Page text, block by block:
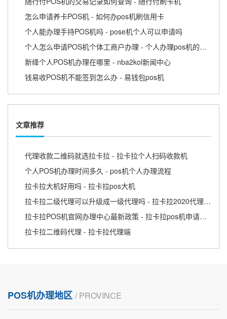
怎么申请养卡POS机 - 如何办pos机刷信用卡
个人能办理手持POS机吗 - pose机个人可以申请吗
个人怎么申请POS机个体工商户办理 - 个人办理pos机的流程
新绛个人POS机办理在哪里 - nba2kol新闻中心
钱易收POS机不能签到怎么办 - 易钱包pos机
文章推荐
代理收款二维码就选拉卡拉 - 拉卡拉个人扫码收款机
个人POS机办理时间多久 - pos机个人办理流程
拉卡拉大机好用吗 - 拉卡拉pos大机
拉卡拉二级代理可以升级成一级代理吗 - 拉卡拉2020代理政策
拉卡拉POS机官网办理中心最新政策 - 拉卡拉pos机申请条件
拉卡拉二维码代理 - 拉卡拉代理端
POS机办理地区 / PROVINCE